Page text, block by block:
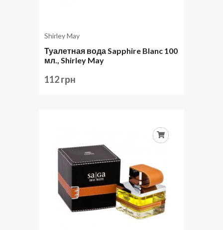
Shirley May
Туалетная вода Sapphire Blanc 100
мл., Shirley May
112 грн